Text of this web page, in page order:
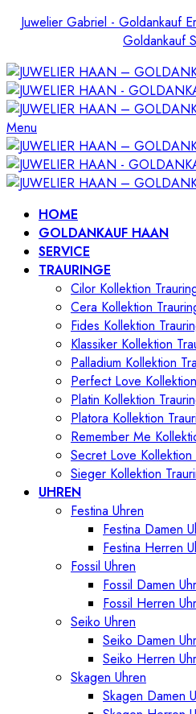
Juwelier Gabriel - Goldankauf
Goldankauf
Menu
HOME
GOLDANKAUF HAAN
SERVICE
TRAURINGE
Cilor Kollektion
Cera Kollektion
Fides Kollektion
Klassiker Kollektion
Palladium Kollektion
Perfect Love
Platin Kollektion
Platora Kollektion
Remember Me
Secret Love Kollektion
Sieger Kollektion
UHREN
Festina Uhren
Festina Damen
Festina Herren
Fossil Uhren
Fossil Damen
Fossil Herren
Seiko Uhren
Seiko Damen
Seiko Herren
Skagen Uhren
Skagen Damen